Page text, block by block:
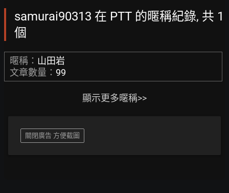
samurai90313 在 PTT 的暱稱紀錄, 共 1
個
暱稱： 山田岩
文章數量： 99
顯示更多暱稱>>
關閉廣告 方便截圖